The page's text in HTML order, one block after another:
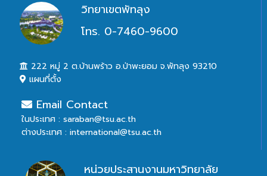
วิทยาเขตพัทลุง
โทร. 0-7460-9600
222 หมู่ 2 ต.บ้านพร้าว อ.ป่าพะยอม จ.พัทลุง 93210
แผนที่ตั้ง
Email Contact
ในประเทศ : saraban@tsu.ac.th
ต่างประเทศ : international@tsu.ac.th
หน่วยประสานงานมหาวิทยาลัย